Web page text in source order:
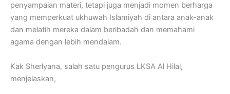
penyampaian materi, tetapi juga menjadi momen berharga
yang memperkuat ukhuwah Islamiyah di antara anak-anak
dan melatih mereka dalam beribadah dan memahami
agama dengan lebih mendalam.
Kak Sherlyana, salah satu pengurus LKSA Al Hilal,
menjelaskan,